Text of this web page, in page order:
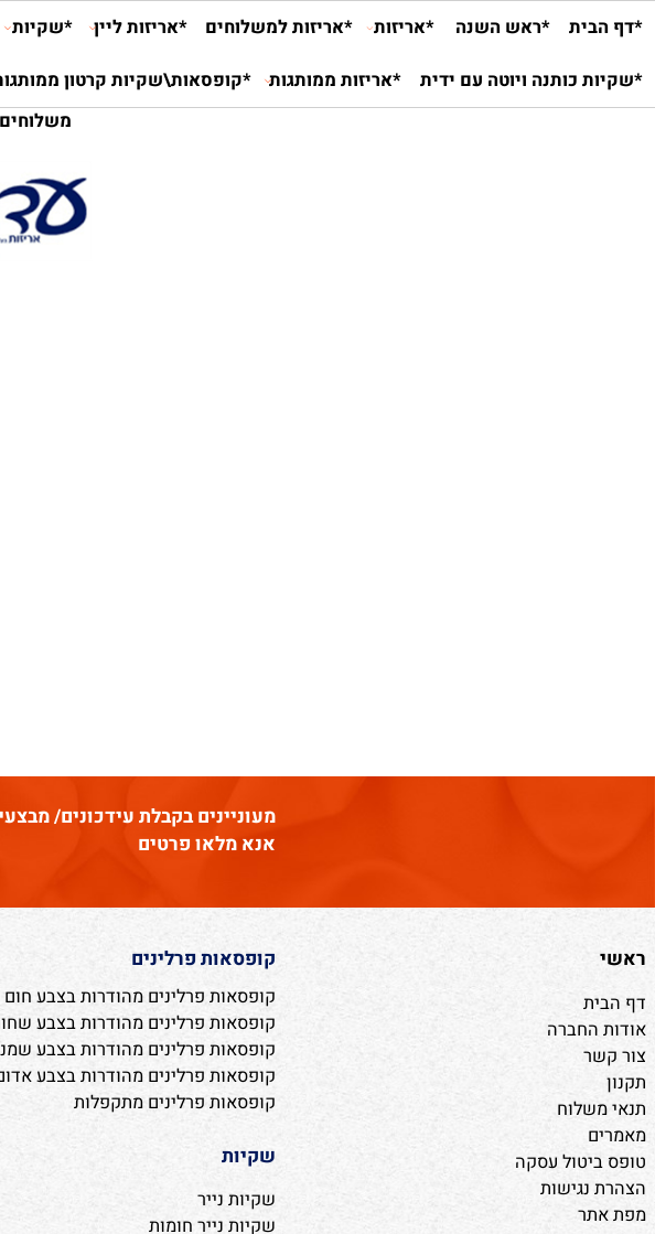
משלוחים עד 7 ימי עסקים בעלות 32 ש"ח
*ראש השנה *אריזות *אריזות למשלוחים *אריזות ליין *שקיות
כותנה ויוטה עם ידית *אריזות ממותגות *קופסאות\שקיות קרטון ממותגות
מעוניינים בקבלת עידכונים/ מבצעים
עסקה
קופסאות פרלינים
קופסאות פרלינים מהודרות בצבע חום
קופסאות פרלינים מהודרות בצבע שחור
קופסאות פרלינים מהודרות בצבע שמנת
קופסאות פרלינים מהודרות בצבע אדום
קופסאות פרלינים מתקפלות
שקיות